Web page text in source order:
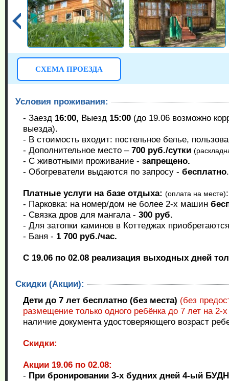
СХЕМА ПРОЕЗДА
Условия проживания:
- Заезд 16:00, Выезд 15:00 (до 19.06 возможно
выезда).
- В стоимость входит: постельное белье,
- Дополнительное место – 700 руб./сутки
- С животными проживание - запрещено.
- Обогреватели выдаются по запросу - бесплатно.
Платные услуги на базе отдыха: (оплата на месте):
- Парковка: на номер/дом не более 2-х машин
- Связка дров для мангала - 300 руб.
- Для затопки каминов в Коттеджах
- Баня - 1 700 руб./час.
С 19.06 по 02.08 реализация выходных дней
Скидки (Акции):
Дети до 7 лет бесплатно (без места) (без
размещение только одного ребёнка до 7 лет на 2-
наличие документа удостоверяющего возраст
Скидки:
Акции 19.06 по 02.08:
- При бронировании 3-х будних дней 4-ый